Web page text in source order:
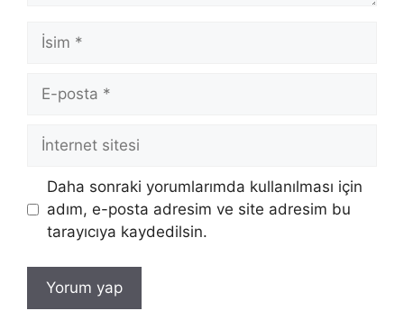
İsim
posta
İnternet
Daha sonraki yorumlarımda kullanılması için
adım, e-posta adresim ve site adresim bu
tarayıcıya kaydedilsin.